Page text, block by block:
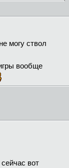
могу ствол
вообще
вот